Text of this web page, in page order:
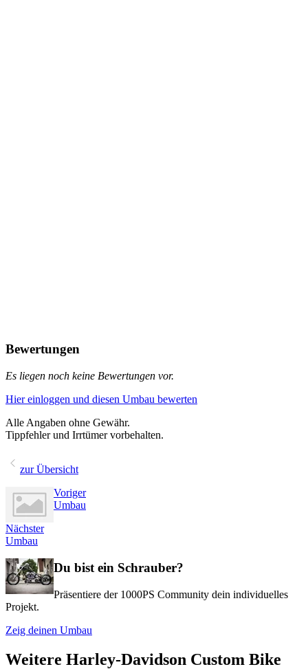
Bewertungen
Es liegen noch keine Bewertungen vor.
Hier einloggen und diesen Umbau bewerten
Alle Angaben ohne Gewähr.
Tippfehler und Irrtümer vorbehalten.
zur Übersicht
Voriger
Umbau
Nächster
Umbau
Du bist ein Schrauber?
Präsentiere der 1000PS Community dein individuelles
Projekt.
Zeig deinen Umbau
Weitere Harley-Davidson Custom Bike